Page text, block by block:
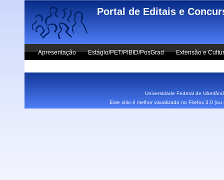
Skip to main content
Portal de Editais e
Apresentação Estágio/PET/PIBID/PosGrad Extensão e
Universidade Federal de
Este sítio é melhor visualizado no Firefox 3.0